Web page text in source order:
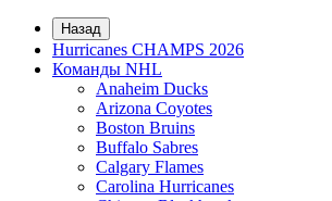
Назад
Hurricanes CHAMPS 2026
Команды NHL
Anaheim Ducks
Arizona Coyotes
Boston Bruins
Buffalo Sabres
Calgary Flames
Carolina Hurricanes